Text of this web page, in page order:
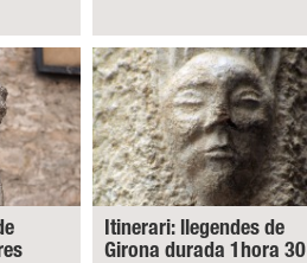
Itinerari: llegendes de
Girona durada 1hora 30